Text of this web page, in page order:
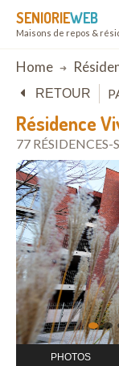
SENIORIEWEB
Maisons de repos &
Home
Résidence
77 RÉSIDENCES-
RETOUR
1 2
ouvrir dans
PHOTOS